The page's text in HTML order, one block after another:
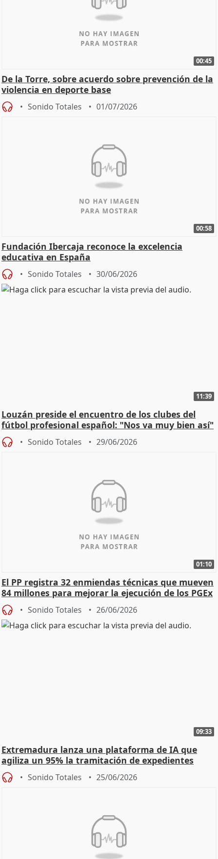
00:45
De la Torre, sobre acuerdo sobre prevención de la
violencia en deporte base
Sonido Totales 01/07/2026
00:58
Fundación Ibercaja reconoce la excelencia
educativa en España
Sonido Totales 30/06/2026
11:39
Louzán preside el encuentro de los clubes del
fútbol profesional español: "Nos va muy bien así"
Sonido Totales 29/06/2026
01:10
El PP registra 32 enmiendas técnicas que mueven
84 millones para mejorar la ejecución de los PGEx
Sonido Totales 26/06/2026
09:33
Extremadura lanza una plataforma de IA que
agiliza un 95% la tramitación de expedientes
Sonido Totales 25/06/2026